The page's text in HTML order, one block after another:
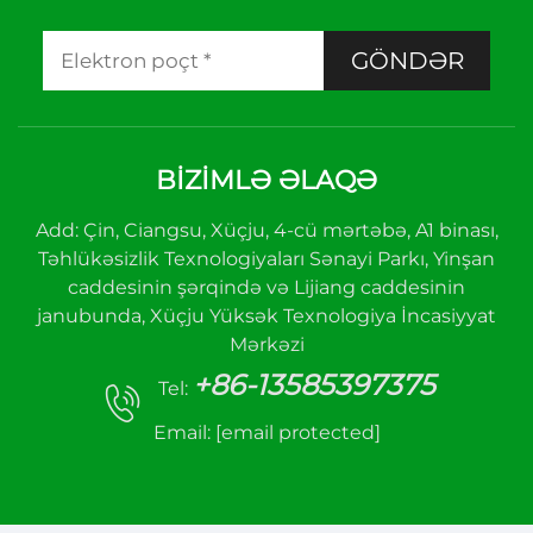
GÖNDƏR
BIZIMLƏ ƏLAQƏ
Add: Çin, Ciangsu, Xüçju, 4-cü mərtəbə, A1 binası,
Təhlükəsizlik Texnologiyaları Sənayi Parkı, Yinşan
caddesinin şərqində və Lijiang caddesinin
janubunda, Xüçju Yüksək Texnologiya İncasiyyat
Mərkəzi
Tel: +86-13585397375
Email: [email protected]